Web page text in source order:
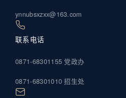
ynnubsxzxx@163.com
联系电话
0871-68301155 党政办
0871-68301010 招生处